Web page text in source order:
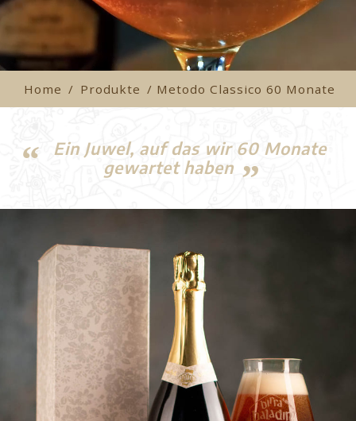
Home / Produkte / Metodo Classico 60 Monate
Ein Juwel, auf das wir 60 Monate
gewartet haben